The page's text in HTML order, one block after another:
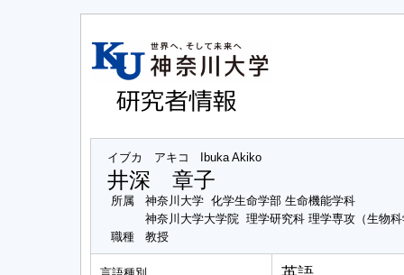
イブカ アキコ Ibuka Akiko
井深 章子
所属
神奈川大学 化学生命学部 生命機能学科
神奈川大学大学院 理学研究科 理学専攻（生物
職種
教授